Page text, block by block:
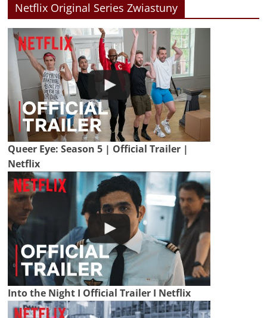
Netflix Original Series Zwiastuny
Queer Eye: Season 5 | Official Trailer |
Netflix
Into the Night I Official Trailer I Netflix